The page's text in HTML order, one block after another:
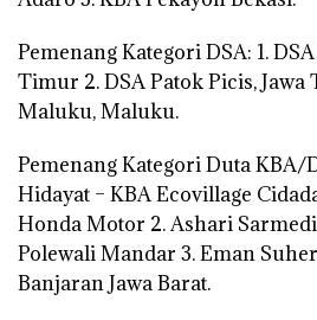
Pemenang Kategori DSA: 1.
Timur 2. DSA Patok Picis,
Maluku, Maluku.
Pemenang Kategori Duta KBA/
Hidayat – KBA Ecovillage
Honda Motor 2. Ashari
Polewali Mandar 3. Eman
Banjaran Jawa Barat.